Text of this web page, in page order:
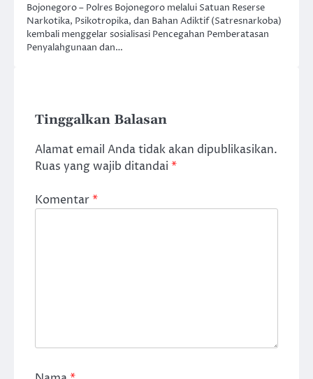
Bojonegoro – Polres Bojonegoro melalui Satuan Reserse
Narkotika, Psikotropika, dan Bahan Adiktif (Satresnarkoba)
kembali menggelar sosialisasi Pencegahan Pemberatasan
Penyalahgunaan dan…
Tinggalkan Balasan
Alamat email Anda tidak akan dipublikasikan.
Ruas yang wajib ditandai *
Komentar*